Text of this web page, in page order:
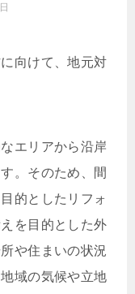
向けて、地元対
エリアから沿岸
。そのため、間
的としたリフォ
を目的とした外
や住まいの状況
域の気候や立地